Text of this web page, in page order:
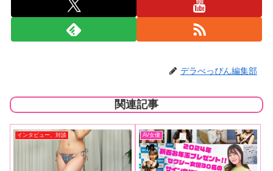
デラべっぴん編集部
関連記事
インタビュー、対談 AV女優